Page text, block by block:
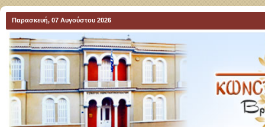
Παρασκευή, 07 Αυγούστου 2026